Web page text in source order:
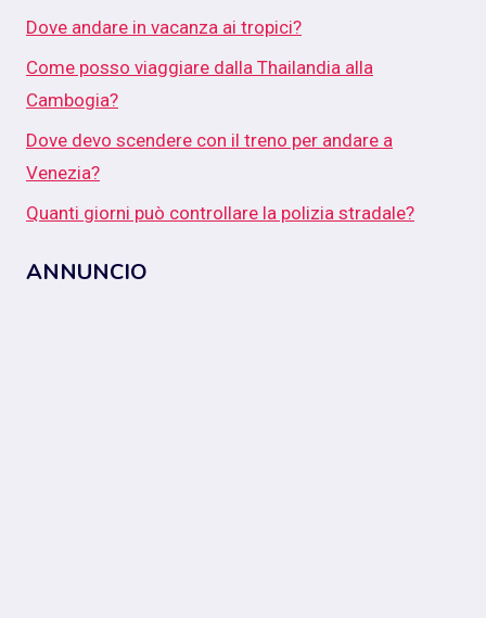
Dove andare in vacanza ai tropici?
Come posso viaggiare dalla Thailandia alla
Cambogia?
Dove devo scendere con il treno per andare a
Venezia?
Quanti giorni può controllare la polizia stradale?
ANNUNCIO